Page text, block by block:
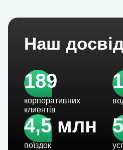
Наш
189
корпоративних
клиентів
4,5 млн
поїздок